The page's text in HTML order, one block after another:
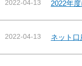
2022-04-13 2022年
2022-04-13 ネット